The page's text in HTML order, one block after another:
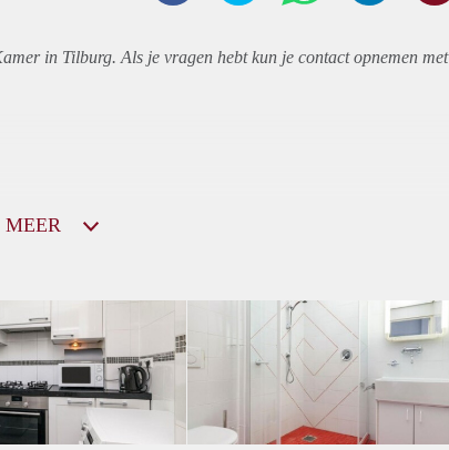
in Tilburg. Als je vragen hebt kun je contact opnemen met
MEER